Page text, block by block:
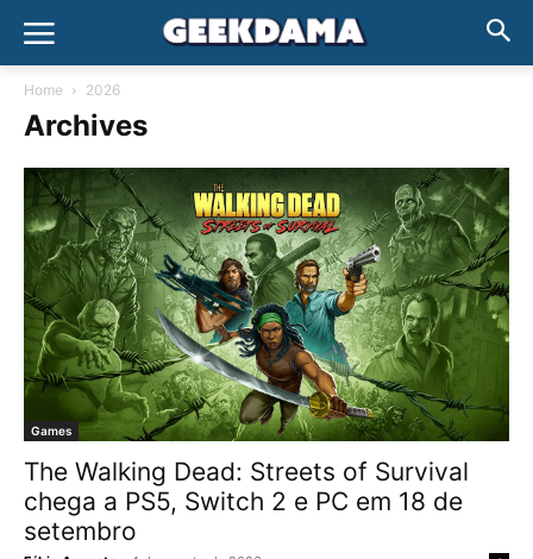
Home 2026
Archives
Games
The Walking Dead: Streets of Survival
chega a PS5, Switch 2 e PC em 18 de
setembro